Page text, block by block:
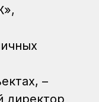
–
директор